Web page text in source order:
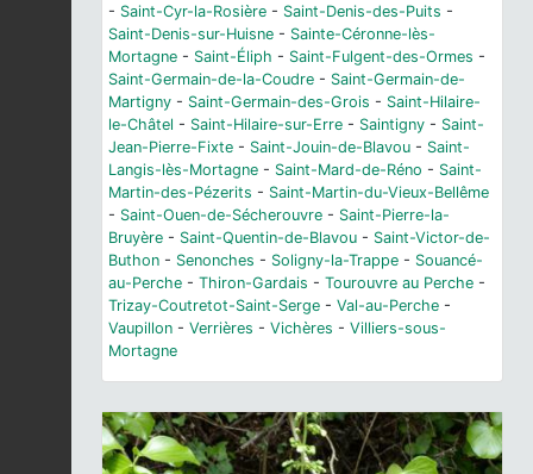
- Saint-Cyr-la-Rosière - Saint-Denis-des-Puits -
Saint-Denis-sur-Huisne - Sainte-Céronne-lès-
Mortagne - Saint-Éliph - Saint-Fulgent-des-Ormes -
Saint-Germain-de-la-Coudre - Saint-Germain-de-
Martigny - Saint-Germain-des-Grois - Saint-Hilaire-
le-Châtel - Saint-Hilaire-sur-Erre - Saintigny - Saint-
Jean-Pierre-Fixte - Saint-Jouin-de-Blavou - Saint-
Langis-lès-Mortagne - Saint-Mard-de-Réno - Saint-
Martin-des-Pézerits - Saint-Martin-du-Vieux-Bellême
- Saint-Ouen-de-Sécherouvre - Saint-Pierre-la-
Bruyère - Saint-Quentin-de-Blavou - Saint-Victor-de-
Buthon - Senonches - Soligny-la-Trappe - Souancé-
au-Perche - Thiron-Gardais - Tourouvre au Perche -
Trizay-Coutretot-Saint-Serge - Val-au-Perche -
Vaupillon - Verrières - Vichères - Villiers-sous-
Mortagne